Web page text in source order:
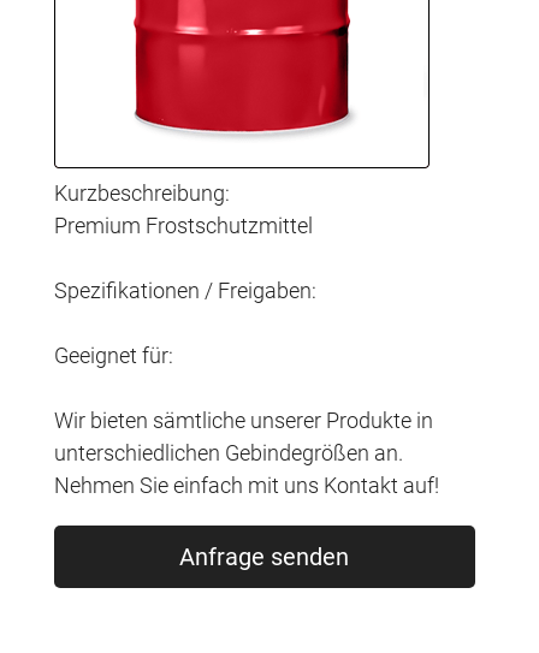
Kurzbeschreibung:
Premium Frostschutzmittel
Spezifikationen / Freigaben:
Geeignet für:
Wir bieten sämtliche unserer Produkte in
unterschiedlichen Gebindegrößen an.
Nehmen Sie einfach mit uns Kontakt auf!
Anfrage senden